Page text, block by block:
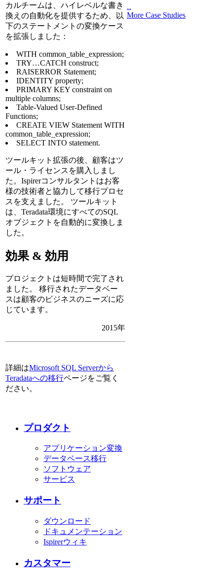
カルチームは、ハイレベルな書き
換えの自動化を提供するため、以
下のステートメントの変換ケース
を拡張しました：
WITH common_table_expression;
TRY…CATCH construct;
RAISERROR Statement;
IDENTITY property;
PRIMARY KEY constraint on
multiple columns;
Table-Valued User-Defined
Functions;
CREATE VIEW Statement WITH
common_table_expression;
SELECT INTO statement.
ツールキット拡張の後、顧客はツ
ール・ライセンスを購入しまし
た。Ispirerコンサルタントはお客
様の技術者と協力して移行プロセ
スを支えました。 ツールキット
は、Teradata環境にすべてのSQL
オブジェクトを自動的に変換しま
した。
効果 & 効用
プロジェクトは短時間で完了され
ました。 移行されたデータベー
スは顧客のビジネスのニーズに応
じています。
2015年
詳細はMicrosoft SQL Serverから
Teradataへの移行ページをご覧く
ださい。
...
More Case Studies
プロダクト
アプリケーション変換
データベース移行
ソフトウェア
サービス
サポート
ダウンロード
ドキュメンテーション
Ispirerウィキ
カスタマー